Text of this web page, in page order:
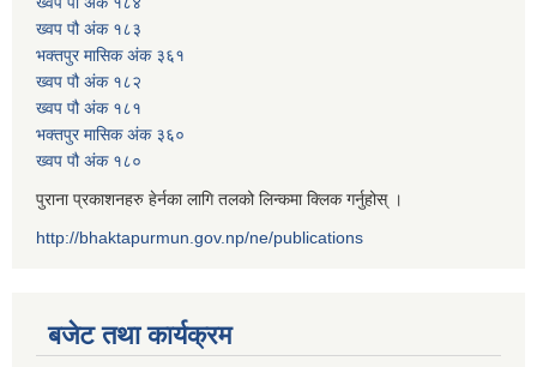
ख्वप पौ अंक १८३
भक्तपुर मासिक अंक ३६१
ख्वप पौ अंक १८२
ख्वप पौ अंक १८१
भक्तपुर मासिक अंक ३६०
ख्वप पौ अंक १८०
पुराना प्रकाशनहरु हेर्नका लागि तलको लिन्कमा क्लिक गर्नुहोस् ।
http://bhaktapurmun.gov.np/ne/publications
बजेट तथा कार्यक्रम